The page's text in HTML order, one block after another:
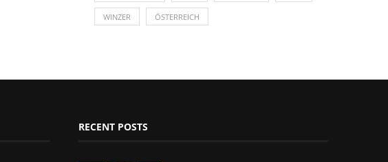
WINZER ÖSTERREICH
RECENT POSTS